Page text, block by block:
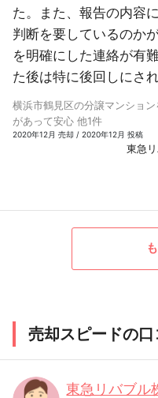
た。また、報告の内容
判断を要しているのか
を明確にした連絡が有
た後は特に後回しにさ
横浜市鶴見区の分譲マンショ
があって安心 他1件
2020年12月 売却 / 2020年12月 投稿
東急
売却スピードの口
東急リバブル